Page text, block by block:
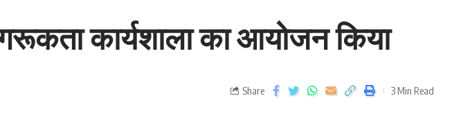
कार्यशाला का आयोजन किया
Share 3 Min Read